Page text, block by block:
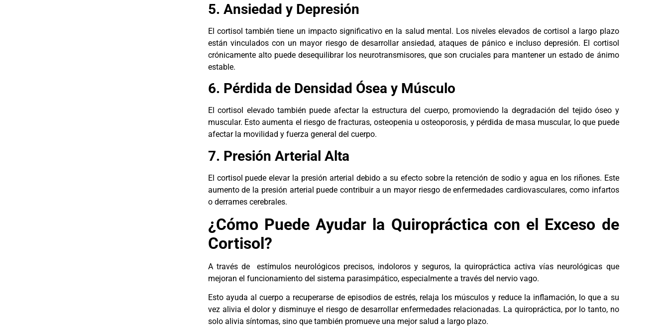
5. Ansiedad y Depresión
El cortisol también tiene un impacto significativo en la salud mental. Los niveles elevados de cortisol a largo plazo
están vinculados con un mayor riesgo de desarrollar ansiedad, ataques de pánico e incluso depresión. El cortisol
crónicamente alto puede desequilibrar los neurotransmisores, que son cruciales para mantener un estado de ánimo
estable.
6. Pérdida de Densidad Ósea y Músculo
El cortisol elevado también puede afectar la estructura del cuerpo, promoviendo la degradación del tejido óseo y
muscular. Esto aumenta el riesgo de fracturas, osteopenia u osteoporosis, y pérdida de masa muscular, lo que puede
afectar la movilidad y fuerza general del cuerpo.
7. Presión Arterial Alta
El cortisol puede elevar la presión arterial debido a su efecto sobre la retención de sodio y agua en los riñones. Este
aumento de la presión arterial puede contribuir a un mayor riesgo de enfermedades cardiovasculares, como infartos
o derrames cerebrales.
¿Cómo Puede Ayudar la Quiropráctica con el Exceso de
Cortisol?
A través de estímulos neurológicos precisos, indoloros y seguros, la quiropráctica activa vías neurológicas que
mejoran el funcionamiento del sistema parasimpático, especialmente a través del nervio vago.
Esto ayuda al cuerpo a recuperarse de episodios de estrés, relaja los músculos y reduce la inflamación, lo que a su
vez alivia el dolor y disminuye el riesgo de desarrollar enfermedades relacionadas. La quiropráctica, por lo tanto, no
solo alivia síntomas, sino que también promueve una mejor salud a largo plazo.